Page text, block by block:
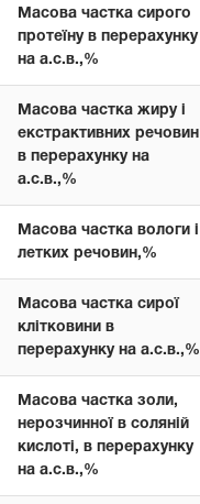
Масова частка сирого
протеїну в перерахунку
на а.с.в.,%
Масова частка жиру і
екстрактивних речовин
в перерахунку на
а.с.в.,%
Масова частка вологи і
летких речовин,%
Масова частка сирої
клітковини в
перерахунку на а.с.в.,%
Масова частка золи,
нерозчинної в соляній
кислоті, в перерахунку
на а.с.в.,%